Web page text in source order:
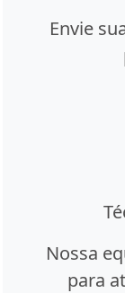
Envie
Nossa
para